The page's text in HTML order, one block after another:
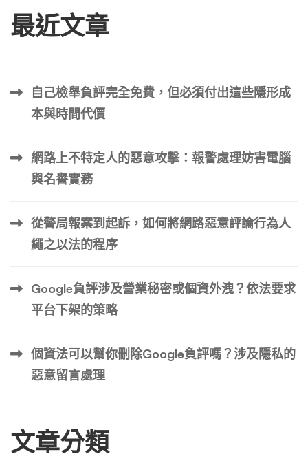
最近文章
自己檢舉負評完全免費，但必須付出這些隱形成
本與時間代價
網路上不特定人的惡意攻擊：報警處理妨害電腦
與名譽實務
從警局報案到起訴，如何將網路惡意評論行為人
繩之以法的程序
Google負評涉及營業秘密或個資外洩？依法要求
平台下架的策略
個資法可以幫你刪除Google負評嗎？涉及隱私的
惡意留言處理
文章分類